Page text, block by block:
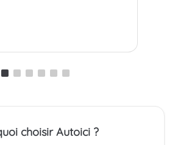
choisir Autoici ?